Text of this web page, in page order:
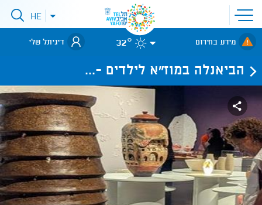
פתיחת
תפריט
אתר
לאתר עיריית
תל-אביב
פתיחתHE
מידע בחירום 32° דיגיתל שלי
הביאנלה במוז"א לילדים -...